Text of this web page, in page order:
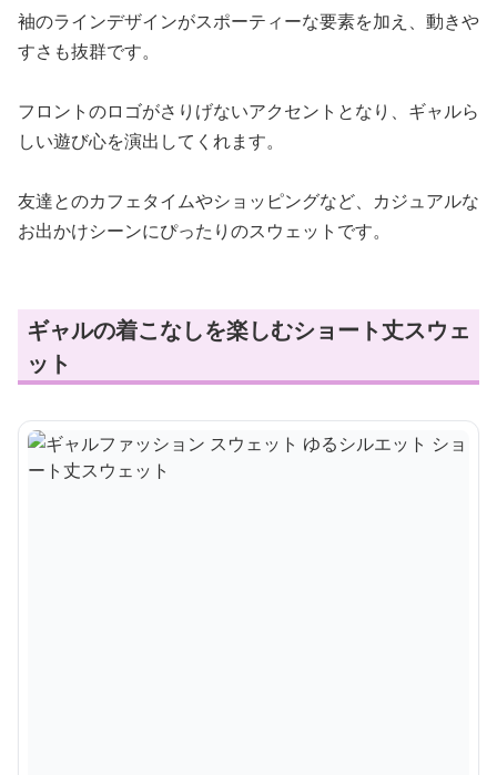
袖のラインデザインがスポーティーな要素を加え、動きや
すさも抜群です。
フロントのロゴがさりげないアクセントとなり、ギャルら
しい遊び心を演出してくれます。
友達とのカフェタイムやショッピングなど、カジュアルな
お出かけシーンにぴったりのスウェットです。
ギャルの着こなしを楽しむショート丈スウェ
ット